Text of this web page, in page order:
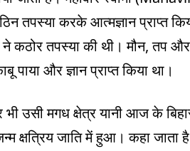
तपस्या करके आत्मज्ञान प्राप्त
कठोर तपस्या की थी। मौन, तप
पाया और ज्ञान प्राप्त किया था।
भी उसी मगध क्षेत्र यानी आज के
क्षत्रिय जाति में हुआ। कहा जाता